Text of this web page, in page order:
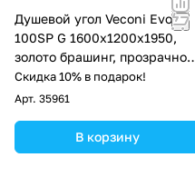
Душевой угол Veconi Evo
100SP G 1600х1200x1950,
золото брашинг, прозрачное
стекло
Скидка 10% в подарок!
Арт. 35961
В корзину